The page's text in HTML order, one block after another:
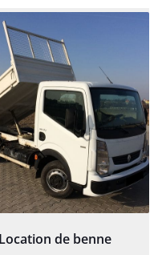
Location de benne
Elisa Barreau
6 avril 2025
Parfait pour évacuer les
gravats de mon chantier.
rapide et efficace. Je
recommande sans
hésitation.